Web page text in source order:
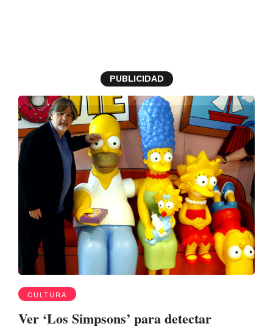
PUBLICIDAD
CULTURA
Ver ‘Los Simpsons’ para detectar